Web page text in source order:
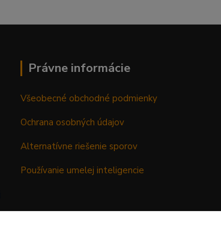
Právne informácie
Všeobecné obchodné podmienky
Ochrana osobných údajov
Alternatívne riešenie sporov
Používanie umelej inteligencie